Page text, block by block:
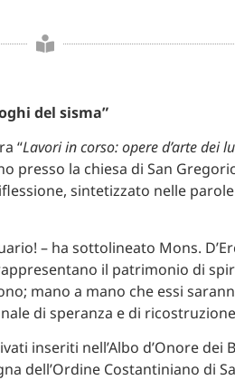
del sisma”
“Lavori in corso: opere d’arte dei
presso la chiesa di San
sintetizzato nelle parole
– ha sottolineato Mons.
il patrimonio di
mano a mano che essi
di speranza e di
inseriti nell’Albo d’Onore dei
dell’Ordine Costantiniano di